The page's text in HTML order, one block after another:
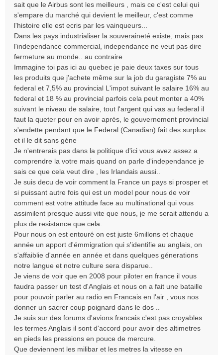
sait que le Airbus sont les meilleurs , mais ce c'est celui qui
s'empare du marché qui devient le meilleur, c'est comme
l'histoire elle est ecris par les vainqueurs...
Dans les pays industrialiser la souveraineté existe, mais pas
l'independance commercial, independance ne veut pas dire
fermeture au monde.. au contraire
Immagine toi pas ici au quebec je paie deux taxes sur tous
les produits que j'achete même sur la job du garagiste 7% au
federal et 7,5% au provincial L'impot suivant le salaire 16% au
federal et 18 % au provincial parfois cela peut monter a 40%
suivant le niveau de salaire, tout l'argent qui vas au federal il
faut la queter pour en avoir aprés, le gouvernement provincial
s'endette pendant que le Federal (Canadian) fait des surplus
et il le dit sans géne
Je n'entrerais pas dans la politique d'ici vous avez assez a
comprendre la votre mais quand on parle d'independance je
sais ce que cela veut dire , les Irlandais aussi..
Je suis decu de voir comment la France un pays si prosper et
si puissant autre fois qui est un model pour nous de voir
comment est votre attitude face au multinational qui vous
assimilent presque aussi vite que nous, je me serait attendu a
plus de resistance que cela.
Pour nous on est entouré on est juste 6millons et chaque
année un apport d'émmigration qui s'identifie au anglais, on
s'affaiblie d'année en année et dans quelques génerations
notre langue et notre culture sera disparue..
Je viens de voir que en 2008 pour piloter en france il vous
faudra passer un test d'Anglais et nous on a fait une bataille
pour pouvoir parler au radio en Francais en l'air , vous nos
donner un sacrer coup poignard dans le dos ..
Je suis sur des forums d'avions francais c'est pas croyables
les termes Anglais il sont d'accord pour avoir des altimetres
en pieds les pressions en pouce de mercure.
Que deviennent les milibar et les metres la vitesse en